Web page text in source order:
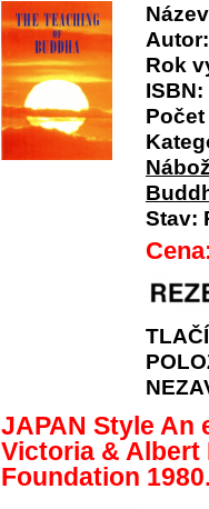
Autor:
Rok
ISBN:
Stav:
JAPAN Style An
Victoria & Albert
Foundation